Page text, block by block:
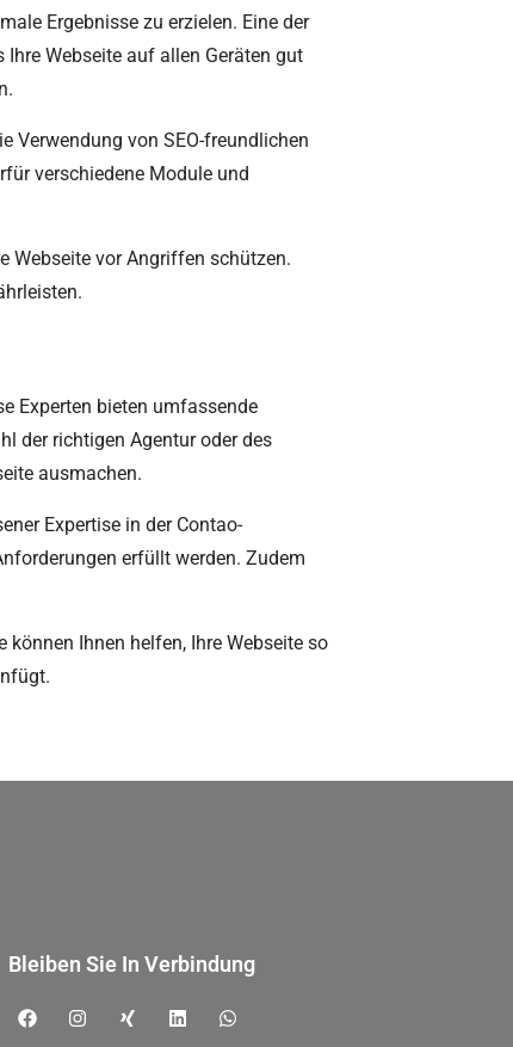
Ergebnisse zu erzielen. Eine der
Webseite auf allen Geräten gut
Verwendung von SEO-freundlichen
verschiedene Module und
Webseite vor Angriffen schützen.
Experten bieten umfassende
der richtigen Agentur oder des
ausmachen.
Expertise in der Contao-
erfüllt werden. Zudem
Ihnen helfen, Ihre Webseite so
Bleiben Sie In Verbindung